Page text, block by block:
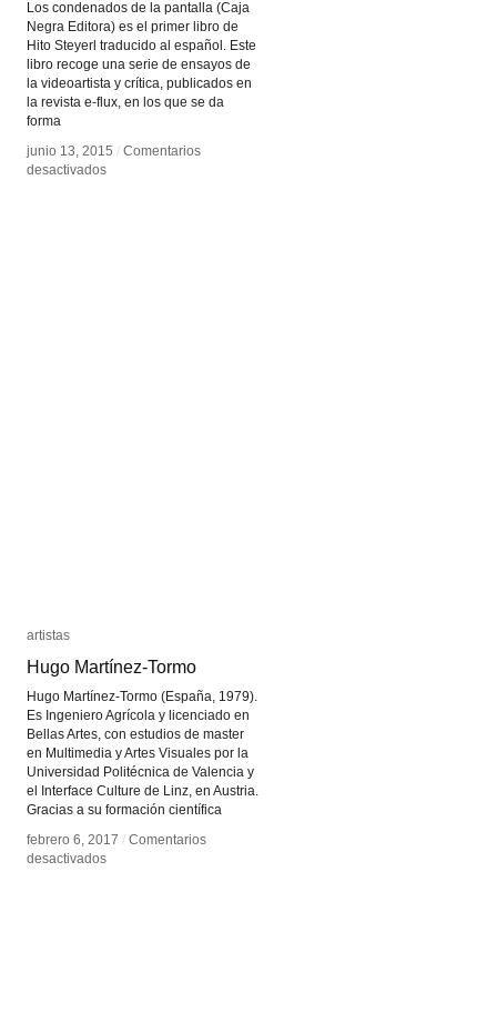
Los condenados de la pantalla (Caja
Negra Editora) es el primer libro de
Hito Steyerl traducido al español. Este
libro recoge una serie de ensayos de
la videoartista y crítica, publicados en
la revista e-flux, en los que se da
forma
junio 13, 2015 / Comentarios
desactivadosen
junio 13, 2015 / Comentarios
desactivadosen
artistas
Hugo Martínez-Tormo
Hugo Martínez-Tormo (España, 1979).
Es Ingeniero Agrícola y licenciado en
Bellas Artes, con estudios de master
en Multimedia y Artes Visuales por la
Universidad Politécnica de Valencia y
el Interface Culture de Linz, en Austria.
Gracias a su formación científica
febrero 6, 2017 / Comentarios
desactivadosen
artistas
Hugo Martínez-Tormo
febrero 6, 2017 / Comentarios
desactivadosen